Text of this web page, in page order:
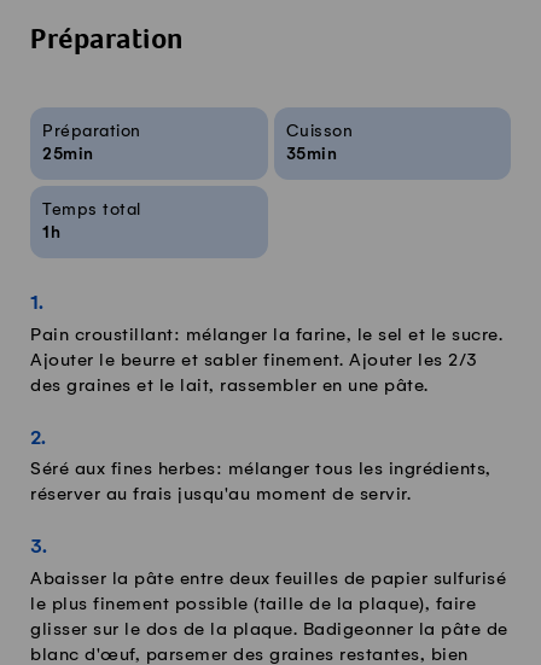
Préparation
Infos sur la recette
Préparation
25min
Cuisson
35min
Temps total
1h
Pain croustillant: mélanger la farine, le sel et le sucre.
Ajouter le beurre et sabler finement. Ajouter les 2/3
des graines et le lait, rassembler en une pâte.
Séré aux fines herbes: mélanger tous les ingrédients,
réserver au frais jusqu'au moment de servir.
Abaisser la pâte entre deux feuilles de papier sulfurisé
le plus finement possible (taille de la plaque), faire
glisser sur le dos de la plaque. Badigeonner la pâte de
blanc d'œuf, parsemer des graines restantes, bien